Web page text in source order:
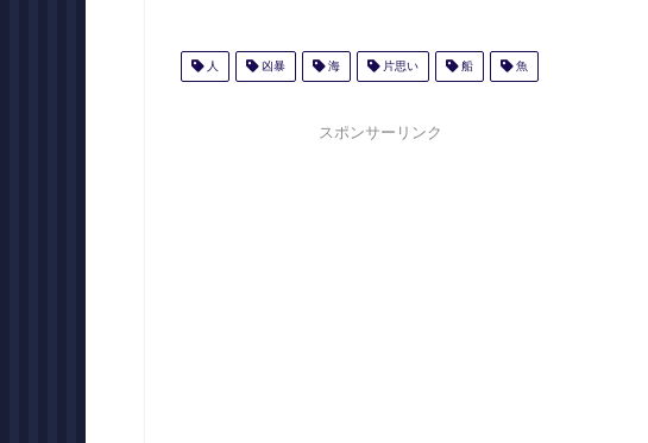
人 凶暴 海 片思い 船 魚
スポンサーリンク